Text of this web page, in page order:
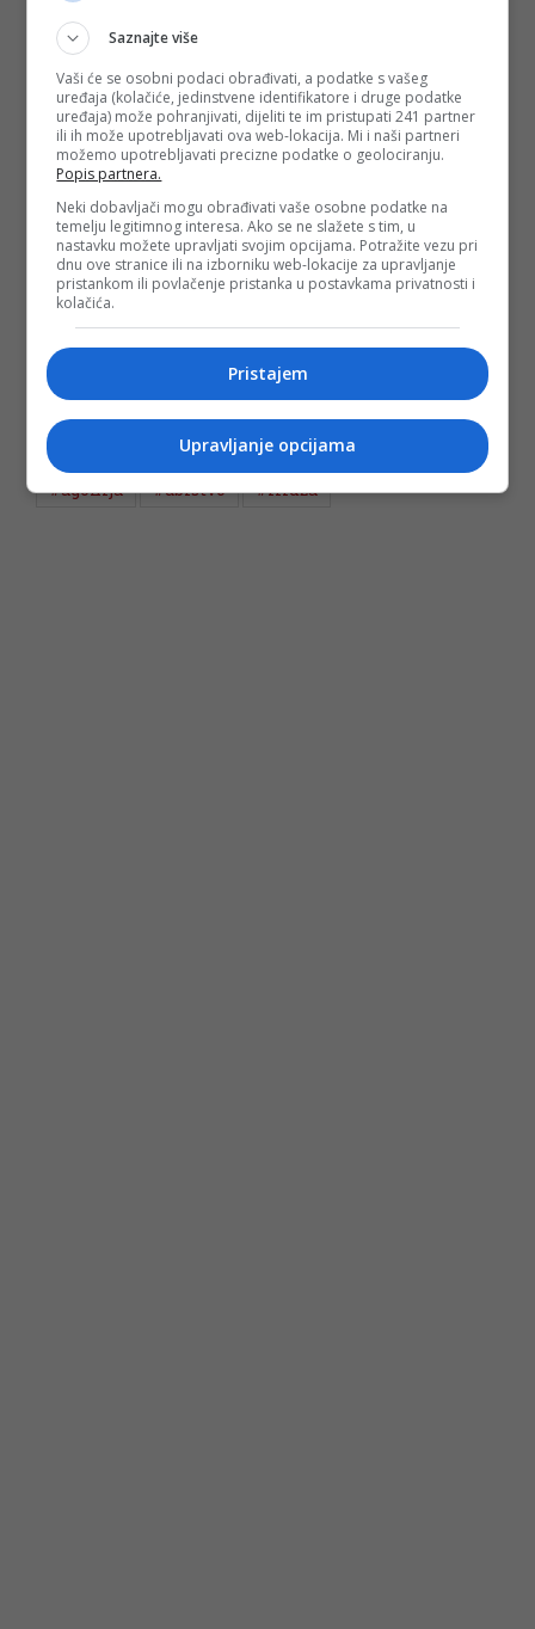
Dokazi koji trebaju biti predati odbrani upućuju da je u ovom
različite okolnosti kao i veći broj spornih automobila koji su
vještačeni.
Čak 24 dokaza odnose se na tada osumnjičeno lice Mirzu
Ploskićai osobe koje su povezane s njim.
Nap.ba/DEPO PORTAL/BLIN MAGAZIN/ad)
PODIJELI NA
Depo.bapratite putem društvenih mreža
#dženan memić #alisa mutap
#agonija
#ubistvo #ilidža
Saznajte više
Vaši će se osobni podaci obrađivati, a podatke s vašeg
uređaja (kolačiće, jedinstvene identifikatore i druge podatke
uređaja) može pohranjivati, dijeliti te im pristupati 241 partner
ili ih može upotrebljavati ova web-lokacija. Mi i naši partneri
možemo upotrebljavati precizne podatke o geolociranju.
Popis partnera.
Neki dobavljači mogu obrađivati vaše osobne podatke na
temelju legitimnog interesa. Ako se ne slažete s tim, u
nastavku možete upravljati svojim opcijama. Potražite vezu pri
dnu ove stranice ili na izborniku web-lokacije za upravljanje
pristankom ili povlačenje pristanka u postavkama privatnosti i
kolačića.
Pristajem
Upravljanje opcijama